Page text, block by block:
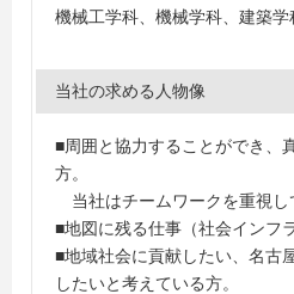
機械工学科、機械学科、建築
当社の求める人物像
■周囲と協力することができ、
方。
当社はチームワークを重視し
■地図に残る仕事（社会インフ
■地域社会に貢献したい、名古
したいと考えている方。